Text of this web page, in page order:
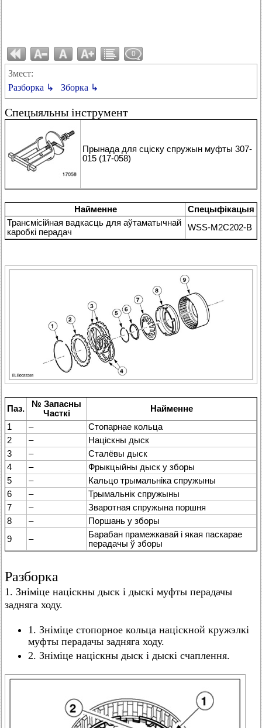
0
Змест:
Разборка ↳
Зборка ↳
Спецыяльны інструмент
Прынада для сціску спружын муфты 307-
015 (17-058)
Найменне
Спецыфікацыя
Трансмісійная вадкасць для аўтаматычнай
каробкі перадач
WSS-M2C202-B
Паз.
№ Запасны
Часткі
Найменне
1
–
Стопарнае кольца
2
–
Націскны дыск
3
–
Сталёвы дыск
4
–
Фрыкцыйны дыск у зборы
5
–
Кальцо трымальніка спружыны
6
–
Трымальнік спружыны
7
–
Зваротная спружына поршня
8
–
Поршань у зборы
9
–
Барабан прамежкавай і якая паскарае
перадачы ў зборы
Разборка
1. Зніміце націскны дыск і дыскі муфты перадачы
задняга ходу.
1. Зніміце стопорное кольца націскной кружэлкі
муфты перадачы задняга ходу.
2. Зніміце націскны дыск і дыскі счаплення.